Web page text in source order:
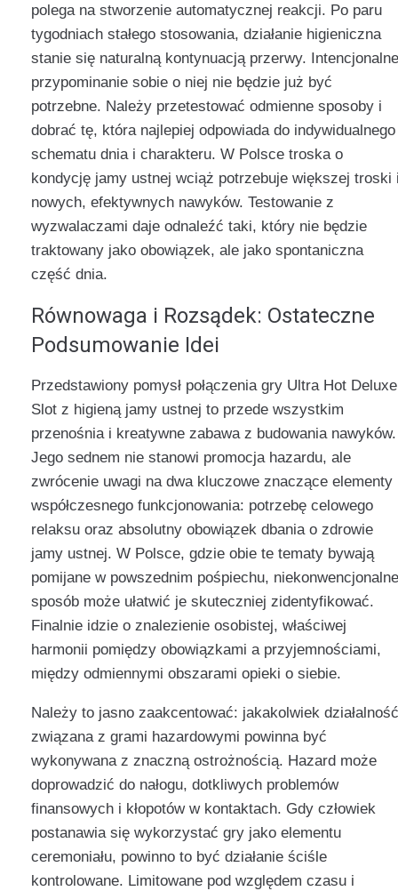
polega na stworzenie automatycznej reakcji. Po paru
tygodniach stałego stosowania, działanie higieniczna
stanie się naturalną kontynuacją przerwy. Intencjonalne
przypominanie sobie o niej nie będzie już być
potrzebne. Należy przetestować odmienne sposoby i
dobrać tę, która najlepiej odpowiada do indywidualnego
schematu dnia i charakteru. W Polsce troska o
kondycję jamy ustnej wciąż potrzebuje większej troski
nowych, efektywnych nawyków. Testowanie z
wyzwalaczami daje odnaleźć taki, który nie będzie
traktowany jako obowiązek, ale jako spontaniczna
część dnia.
Równowaga i Rozsądek: Ostateczne
Podsumowanie Idei
Przedstawiony pomysł połączenia gry Ultra Hot Deluxe
Slot z higieną jamy ustnej to przede wszystkim
przenośnia i kreatywne zabawa z budowania nawyków.
Jego sednem nie stanowi promocja hazardu, ale
zwrócenie uwagi na dwa kluczowe znaczące elementy
współczesnego funkcjonowania: potrzebę celowego
relaksu oraz absolutny obowiązek dbania o zdrowie
jamy ustnej. W Polsce, gdzie obie te tematy bywają
pomijane w powszednim pośpiechu, niekonwencjonalne
sposób może ułatwić je skuteczniej zidentyfikować.
Finalnie idzie o znalezienie osobistej, właściwej
harmonii pomiędzy obowiązkami a przyjemnościami,
między odmiennymi obszarami opieki o siebie.
Należy to jasno zaakcentować: jakakolwiek działalność
związana z grami hazardowymi powinna być
wykonywana z znaczną ostrożnością. Hazard może
doprowadzić do nałogu, dotkliwych problemów
finansowych i kłopotów w kontaktach. Gdy człowiek
postanawia się wykorzystać gry jako elementu
ceremoniału, powinno to być działanie ściśle
kontrolowane. Limitowane pod względem czasu i